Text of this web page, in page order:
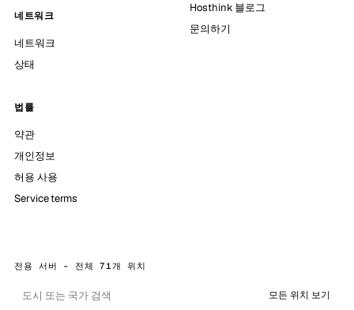
네트워크
네트워크
상태
Hosthink 블로그
문의하기
법률
약관
개인정보
허용 사용
Service terms
전용 서버 - 전체 71개 위치
모든 위치 보기